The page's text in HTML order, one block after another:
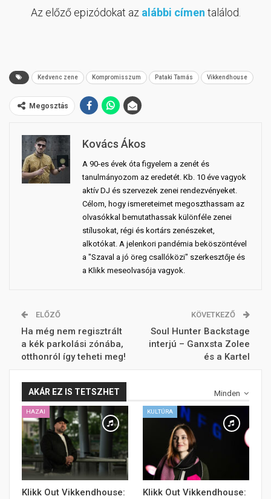
Az előző epizódokat az alábbi címen találod.
Kedvenc zene Kompromisszum Pataki Tamás Vikkendhouse
Megosztás
Kovács Ákos
A 90-es évek óta figyelem a zenét és
tanulmányozom az eredetét. Kb. 10 éve vagyok
aktív DJ és szervezek zenei rendezvényeket.
Célom, hogy ismereteimet megoszthassam az
olvasókkal bemutathassak különféle zenei
stílusokat, régi és kortárs zenészeket,
alkotókat. A jelenkori pandémia beköszöntével
a "Szaval a jó öreg csallóközi" szerkesztője és
a Klikk meseolvasója vagyok.
ELŐZŐ
Ha még nem regisztrált
a kék parkolási zónába,
otthonról így teheti meg!
KÖVETKEZŐ
Soul Hunter Backstage
interjú – Ganxsta Zolee
és a Kartel
Minden
AKÁR EZ IS TETSZHET
HAZAI
Klikk Out Vikkendhouse:
KULTÚRA
Klikk Out Vikkendhouse: